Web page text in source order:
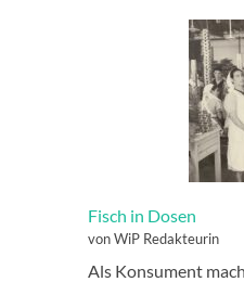
Fisch in Dosen
von WiP Redakteurin
Als Konsument